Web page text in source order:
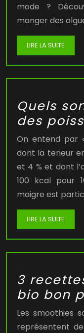
mode ?
manger des
LIRE LA SUITE
Quels
des
On entend par
dont la teneur
et 4 % et dont
100 kcal pour
maigre est
LIRE LA SUITE
3
bio bon
Les smoothies
représentent